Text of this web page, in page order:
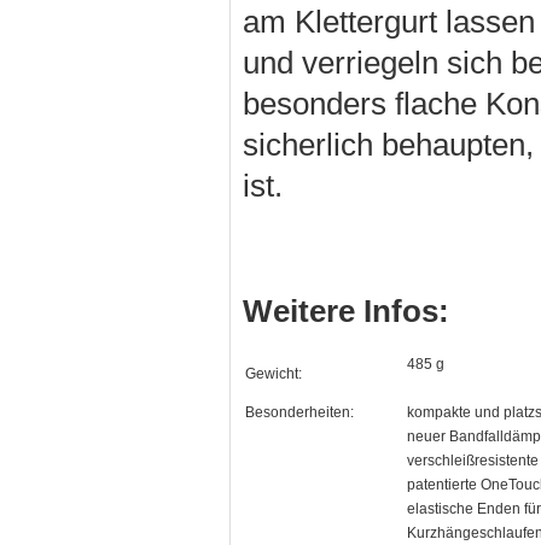
am Klettergurt
und verriegeln sich
besonders flache
sicherlich
ist.
Weitere Infos:
Gewicht:
485 g
Besonderheiten:
kompakte und
neuer
verschleißresistente
patentierte
elastische Enden